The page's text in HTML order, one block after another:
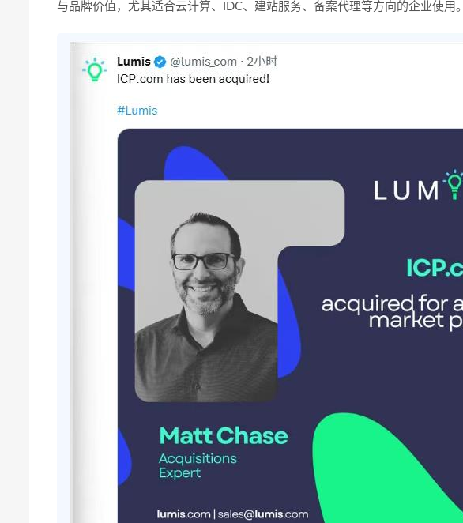
与品牌价值，尤其适合云计算、IDC、建站服务、备案代理等方向的企业使用。